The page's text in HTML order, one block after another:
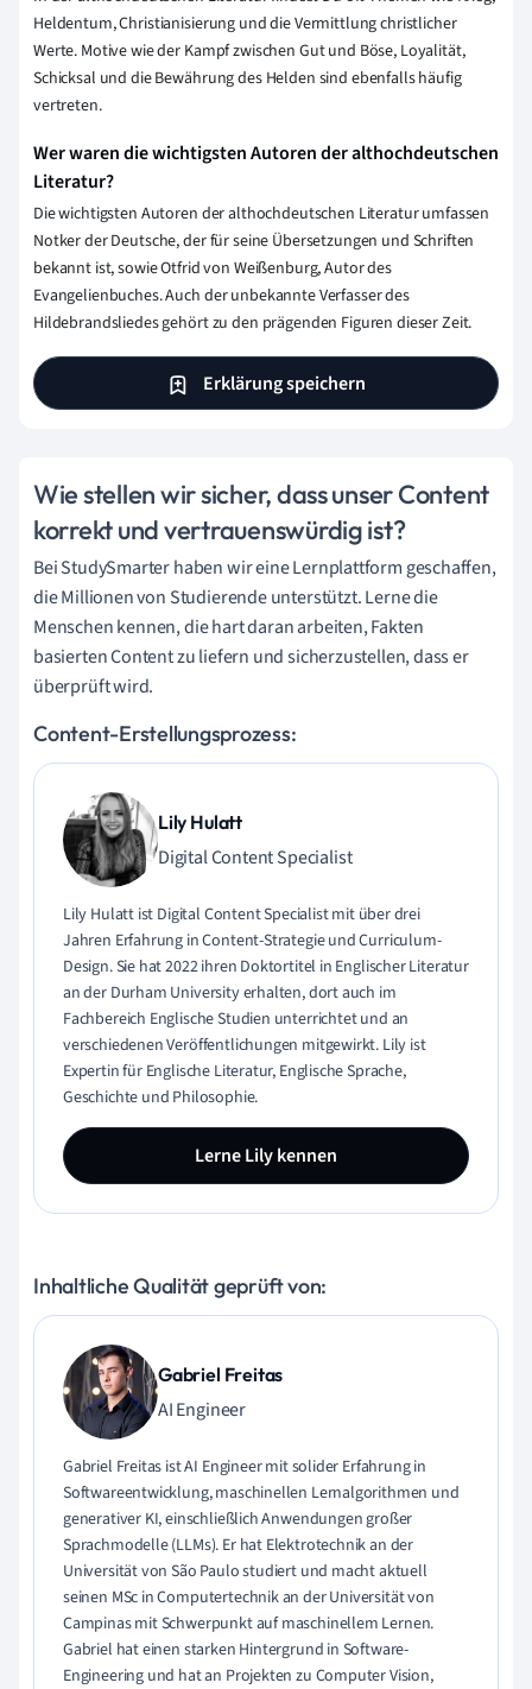
Heldentum, Christianisierung und die Vermittlung christlicher
Werte. Motive wie der Kampf zwischen Gut und Böse, Loyalität,
Schicksal und die Bewährung des Helden sind ebenfalls häufig
vertreten.
Wer waren die wichtigsten Autoren der althochdeutschen
Literatur?
Die wichtigsten Autoren der althochdeutschen Literatur umfassen
Notker der Deutsche, der für seine Übersetzungen und Schriften
bekannt ist, sowie Otfrid von Weißenburg, Autor des
Evangelienbuches. Auch der unbekannte Verfasser des
Hildebrandsliedes gehört zu den prägenden Figuren dieser Zeit.
Erklärung speichern
Wie stellen wir sicher, dass unser Content
korrekt und vertrauenswürdig ist?
Bei StudySmarter haben wir eine Lernplattform geschaffen,
die Millionen von Studierende unterstützt. Lerne die
Menschen kennen, die hart daran arbeiten, Fakten
basierten Content zu liefern und sicherzustellen, dass er
überprüft wird.
Content-Erstellungsprozess:
Lily Hulatt
Digital Content Specialist
Lily Hulatt ist Digital Content Specialist mit über drei
Jahren Erfahrung in Content-Strategie und Curriculum-
Design. Sie hat 2022 ihren Doktortitel in Englischer Literatur
an der Durham University erhalten, dort auch im
Fachbereich Englische Studien unterrichtet und an
verschiedenen Veröffentlichungen mitgewirkt. Lily ist
Expertin für Englische Literatur, Englische Sprache,
Geschichte und Philosophie.
Lerne Lily kennen
Inhaltliche Qualität geprüft von:
Gabriel Freitas
AI Engineer
Gabriel Freitas ist AI Engineer mit solider Erfahrung in
Softwareentwicklung, maschinellen Lernalgorithmen und
generativer KI, einschließlich Anwendungen großer
Sprachmodelle (LLMs). Er hat Elektrotechnik an der
Universität von São Paulo studiert und macht aktuell
seinen MSc in Computertechnik an der Universität von
Campinas mit Schwerpunkt auf maschinellem Lernen.
Gabriel hat einen starken Hintergrund in Software-
Engineering und hat an Projekten zu Computer Vision,